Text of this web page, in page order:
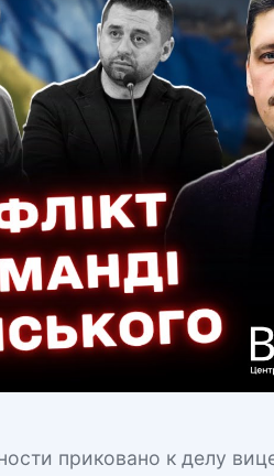
приковано к делу